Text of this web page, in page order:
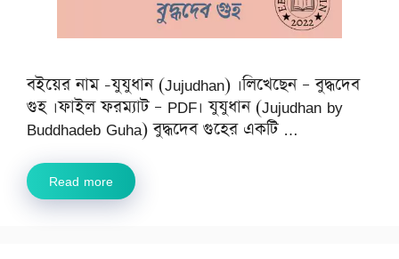
বইয়ের নাম -যুযুধান (Jujudhan) ।লিখেছেন – বুদ্ধদেব
গুহ ।ফাইল ফরম্যাট – PDF। যুযুধান (Jujudhan by
Buddhadeb Guha) বুদ্ধদেব গুহের একটি …
Read more